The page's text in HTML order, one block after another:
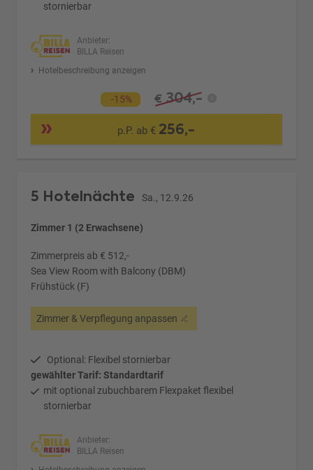
stornierbar
Anbieter:
BILLA Reisen
Hotelbeschreibung anzeigen
-15% € 304,-
p.P. ab € 256,-
5 Hotelnächte Sa., 12.9.26
Zimmer 1 (2 Erwachsene)
Zimmerpreis ab € 512,-
Sea View Room with Balcony (DBM)
Frühstück (F)
Zimmer & Verpflegung anpassen
Optional: Flexibel stornierbar
gewählter Tarif: Standardtarif
mit optional zubuchbarem Flexpaket flexibel
stornierbar
Anbieter:
BILLA Reisen